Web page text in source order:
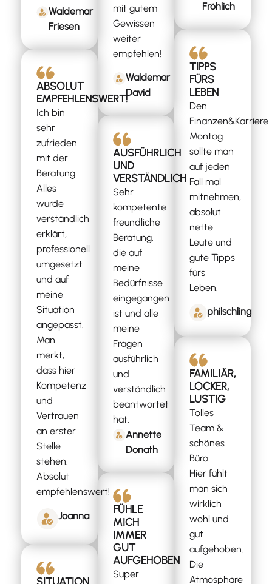
Waldemar
Friesen
ABSOLUT
EMPFEHLENSWERT!
Ich bin
sehr
zufrieden
mit der
Beratung.
Alles
wurde
verständlich
erklärt,
professionell
umgesetzt
und auf
meine
Situation
angepasst.
Man
merkt,
dass hier
Kompetenz
und
Vertrauen
an erster
Stelle
stehen.
Absolut
empfehlenswert!
Joanna
SITUATION
mit gutem
Gewissen
weiter
empfehlen!
Waldemar
David
AUSFÜHRLICH
UND
VERSTÄNDLICH
Sehr
kompetente
freundliche
Beratung,
die auf
meine
Bedürfnisse
eingegangen
ist und alle
meine
Fragen
ausführlich
und
verständlich
beantwortet
hat.
Annette
Donath
FÜHLE
MICH
IMMER
GUT
AUFGEHOBEN
Super
Fröhlich
TIPPS
FÜRS
LEBEN
Den
Finanzen&Karriere
Montag
sollte man
auf jeden
Fall mal
mitnehmen,
absolut
nette
Leute und
gute Tipps
fürs
Leben.
philschling
FAMILIÄR,
LOCKER,
LUSTIG
Tolles
Team &
schönes
Büro.
Hier fühlt
man sich
wirklich
wohl und
gut
aufgehoben.
Die
Atmosphäre